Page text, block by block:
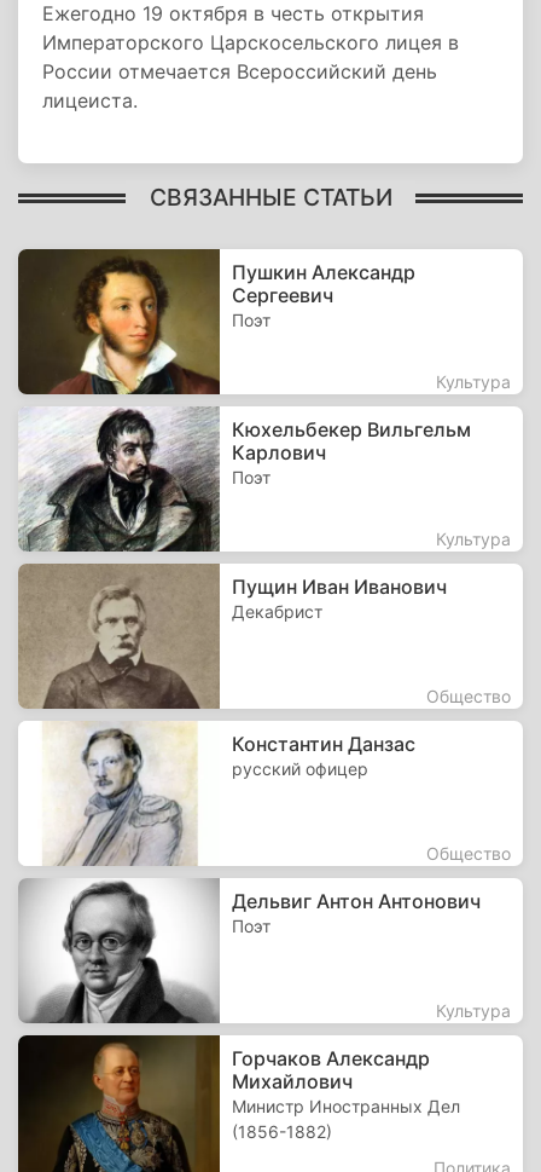
Ежегодно 19 октября в честь открытия
Императорского Царскосельского лицея в
России отмечается Всероссийский день
лицеиста.
СВЯЗАННЫЕ СТАТЬИ
Пушкин Александр
Сергеевич
Поэт
Культура
Кюхельбекер Вильгельм
Карлович
Поэт
Культура
Пущин Иван Иванович
Декабрист
Общество
Константин Данзас
русский офицер
Общество
Дельвиг Антон Антонович
Поэт
Культура
Горчаков Александр
Михайлович
Министр Иностранных Дел
(1856-1882)
Политика